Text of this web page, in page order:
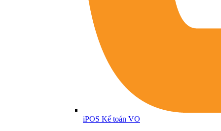
iPOS Kế toán VO